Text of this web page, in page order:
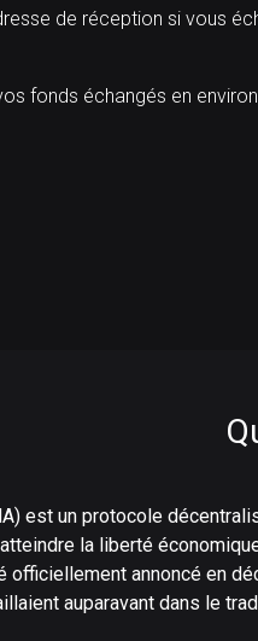
de réception si vous
fonds échangés en
est un protocole
la liberté
officiellement annoncé en
auparavant dans le